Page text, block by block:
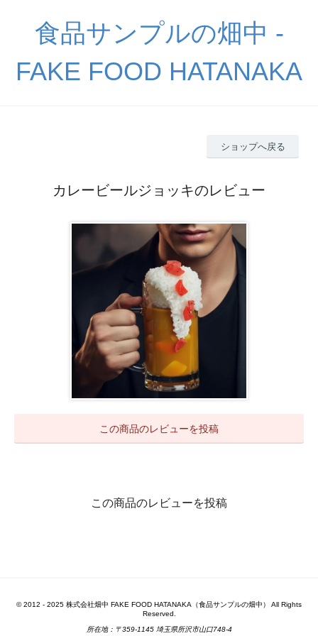
食品サンプルの畑中 -
FAKE FOOD HATANAKA
ショップへ戻る
カレービールジョッキのレビュー
この商品のレビューを投稿
この商品のレビューを投稿
© 2012 - 2025 株式会社畑中 FAKE FOOD HATANAKA（食品サンプルの畑中） All Rights
Reserved.
所在地：〒359-1145 埼玉県所沢市山口748-4